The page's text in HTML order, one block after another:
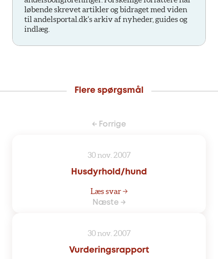
løbende skrevet artikler og bidraget med viden
til andelsportal.dk’s arkiv af nyheder, guides og
indlæg.
Flere spørgsmål
← Forrige
30 nov. 2007
Husdyrhold/hund
Læs svar →
Næste →
30 nov. 2007
Vurderingsrapport